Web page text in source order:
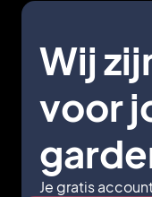
Wij
voor
Je gratis